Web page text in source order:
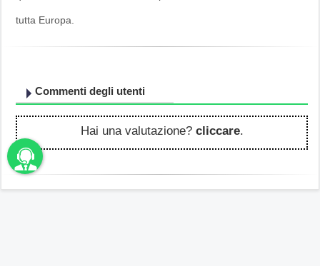
tutta Europa.
Commenti degli utenti
Hai una valutazione? cliccare.
unbama